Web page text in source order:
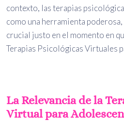
contexto, las terapias
como una herramienta
crucial justo en el momento en
Terapias Psicológicas Virtuales
La Relevancia de la
Virtual para